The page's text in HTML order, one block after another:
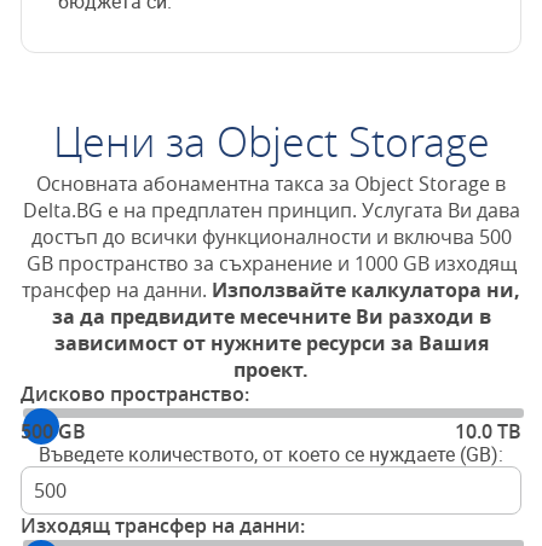
Цени за Object Storage
Основната абонаментна такса за Object Storage в
Delta.BG е на предплатен принцип. Услугата Ви дава
достъп до всички функционалности и включва 500
GB пространство за съхранение и 1000 GB изходящ
трансфер на данни. Използвайте калкулатора ни,
за да предвидите месечните Ви разходи в
зависимост от нужните ресурси за Вашия
проект.
Дисково пространство:
500 GB
10.0 TB
Въведете количеството, от което се нуждаете (GB):
Изходящ трансфер на данни: